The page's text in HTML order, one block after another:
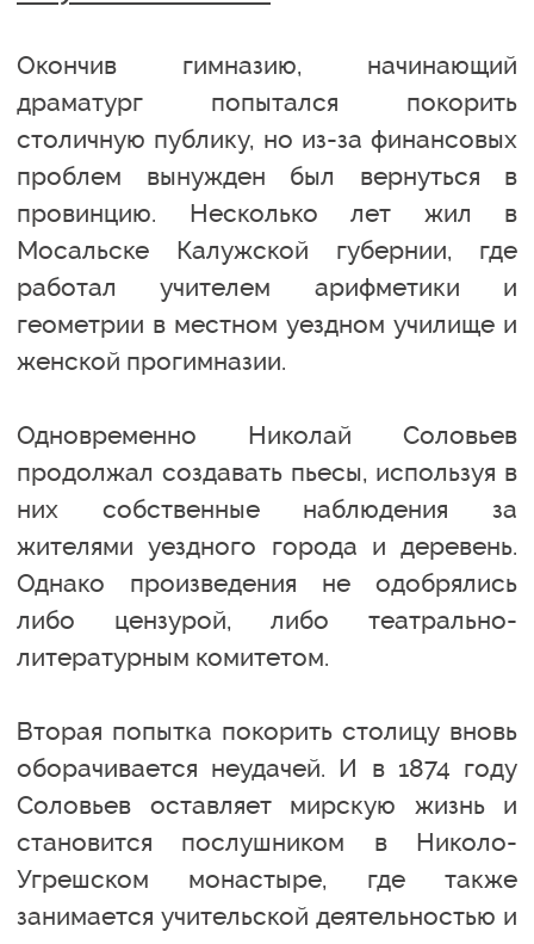
Окончив гимназию, начинающий
драматург попытался покорить
столичную публику, но из-за финансовых
проблем вынужден был вернуться в
провинцию. Несколько лет жил в
Мосальске Калужской губернии, где
работал учителем арифметики и
геометрии в местном уездном училище и
женской прогимназии.
Одновременно Николай Соловьев
продолжал создавать пьесы, используя в
них собственные наблюдения за
жителями уездного города и деревень.
Однако произведения не одобрялись
либо цензурой, либо театрально-
литературным комитетом.
Вторая попытка покорить столицу вновь
оборачивается неудачей. И в 1874 году
Соловьев оставляет мирскую жизнь и
становится послушником в Николо-
Угрешском монастыре, где также
занимается учительской деятельностью и